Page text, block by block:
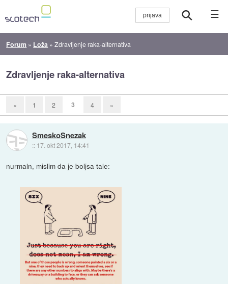
☰
Forum » Loža »Zdravljenje raka-alternativa
Zdravljenje raka-alternativa
« 1 2 3 4 »
SmeskoSnezak
:: 17. okt 2017, 14:41
nurmaln, mislim da je boljsa tale: